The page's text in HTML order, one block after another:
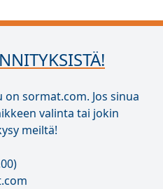
sormat.com. Jos sinua
valinta tai jokin
meiltä!